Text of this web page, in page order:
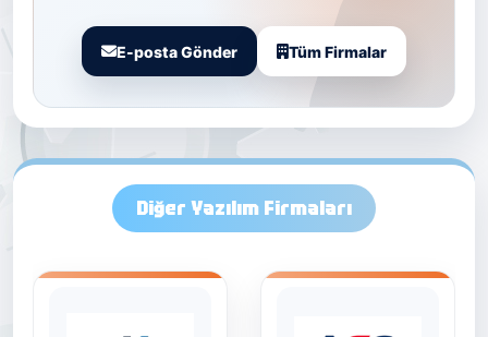
E-posta Gönder Tüm Firmalar
Diğer Yazılım Firmaları